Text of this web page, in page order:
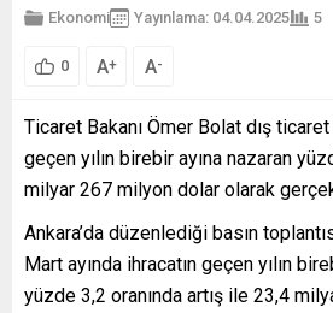
Ekonomi Yayınlama: 04.04.2025 5
0 A+ A-
Ticaret Bakanı Ömer Bolat dış ticaret
geçen yılın birebir ayına nazaran
milyar 267 milyon dolar olarak
Ankara’da düzenlediği basın
Mart ayında ihracatın geçen yılın
yüzde 3,2 oranında artış ile 23,4